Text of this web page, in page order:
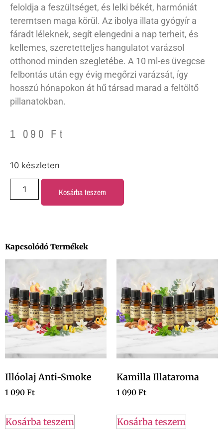
feloldja a feszültséget, és lelki békét, harmóniát
teremtsen maga körül. Az ibolya illata gyógyír a
fáradt léleknek, segít elengedni a nap terheit, és
kellemes, szeretetteljes hangulatot varázsol
otthonod minden szegletébe. A 10 ml-es üvegcse
felbontás után egy évig megőrzi varázsát, így
hosszú hónapokon át hű társad marad a feltöltő
pillanatokban.
1 090 Ft
10 készleten
Kosárba teszem
Kapcsolódó Termékek
Illóolaj Anti-Smoke
1 090 Ft
Kosárba teszem
Kamilla Illataroma
1 090 Ft
Kosárba teszem